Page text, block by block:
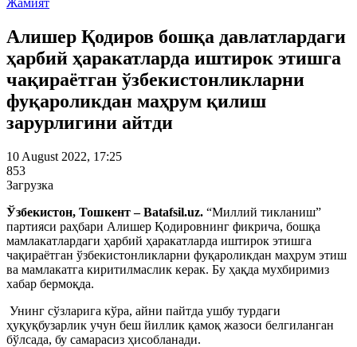
Жамият
Алишер Қодиров бошқа давлатлардаги
ҳарбий ҳаракатларда иштирок этишга
чақираётган ўзбекистонликларни
фуқароликдан маҳрум қилиш
зарурлигини айтди
10 August 2022, 17:25
853
Загрузка
Ўзбекистон, Тошкент – Batafsil.uz. “Миллий тикланиш”
партияси раҳбари Алишер Қодировнинг фикрича, бошқа
мамлакатлардаги ҳарбий ҳаракатларда иштирок этишга
чақираётган ўзбекистонликларни фуқароликдан маҳрум этиш
ва мамлакатга киритилмаслик керак. Бу ҳақда мухбиримиз
хабар бермоқда.
Унинг сўзларига кўра, айни пайтда ушбу турдаги
ҳуқуқбузарлик учун беш йиллик қамоқ жазоси белгиланган
бўлсада, бу самарасиз ҳисобланади.